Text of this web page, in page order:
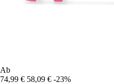
Ab
74,99 € 58,09 € -23%